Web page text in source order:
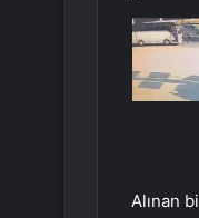
Alınan